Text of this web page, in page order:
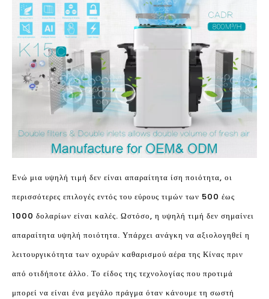
Ενώ μια υψηλή τιμή δεν είναι απαραίτητα ίση ποιότητα, οι
περισσότερες επιλογές εντός του εύρους τιμών των 500 έως
1000 δολαρίων είναι καλές. Ωστόσο, η υψηλή τιμή δεν σημαίνει
απαραίτητα υψηλή ποιότητα. Υπάρχει ανάγκη να αξιολογηθεί η
λειτουργικότητα των οχυρών καθαρισμού αέρα της Κίνας πριν
από οτιδήποτε άλλο. Το είδος της τεχνολογίας που προτιμά
μπορεί να είναι ένα μεγάλο πράγμα όταν κάνουμε τη σωστή